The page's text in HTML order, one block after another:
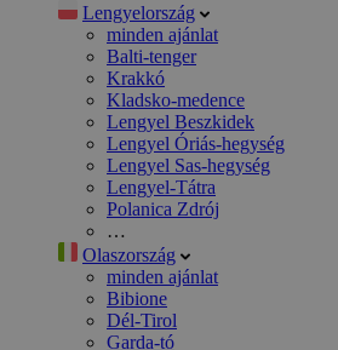
Lengyelország
minden ajánlat
Balti-tenger
Krakkó
Kladsko-medence
Lengyel Beszkidek
Lengyel Óriás-hegység
Lengyel Sas-hegység
Lengyel-Tátra
Polanica Zdrój
…
Olaszország
minden ajánlat
Bibione
Dél-Tirol
Garda-tó